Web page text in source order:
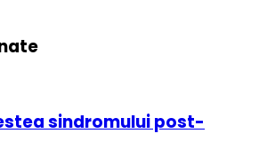
sindromului post-